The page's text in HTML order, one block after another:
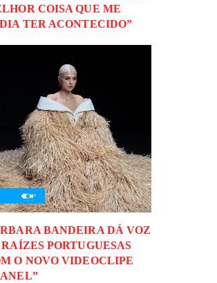
COISA QUE ME
TER ACONTECIDO”
BANDEIRA DÁ VOZ
RAÍZES PORTUGUESAS
O NOVO VIDEOCLIPE